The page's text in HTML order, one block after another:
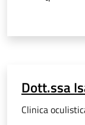
Dott.ssa
Clinica